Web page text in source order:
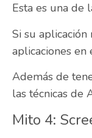
Esta es una de
Si su
aplicaciones
Además de
las técnicas de
Mito 4: